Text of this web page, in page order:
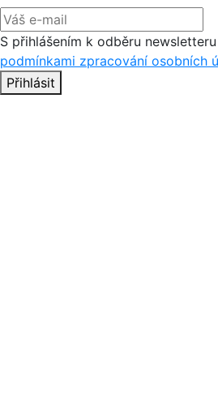
S přihlášením k odběru
podmínkami zpracování osobních
Přihlásit